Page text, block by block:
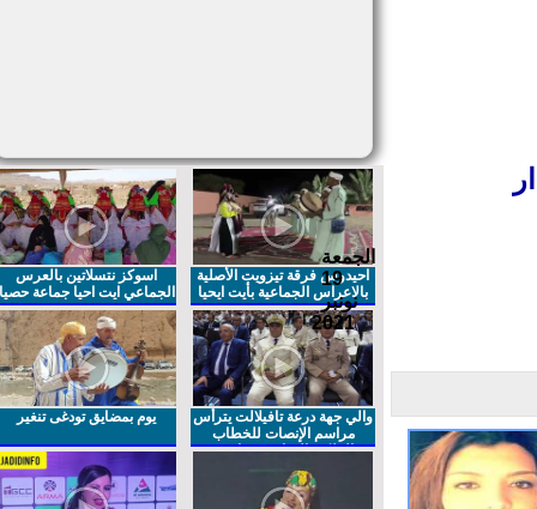
الجمعة
19
نونبر
2021
احيدوس فرقة تيزويت الأصلية
بالاعراس الجماعية بأيت ايحيا
اسوكز نتسلاتين بالعرس
الجماعي ايت احيا جماعة حصيا
والي جهة درعة تافيلالت يترأس
مراسم الإنصات للخطاب
الملكي السامي بمناسبة
يوم بمضايق تودغى تنغير